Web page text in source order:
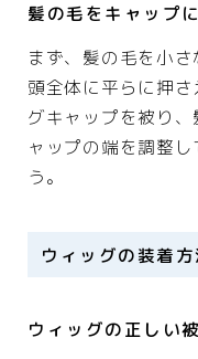
運営者情報
プライバシーポリシ
利用規約／特定商取
2024最新商品情報
髪の毛をキャップ
まず、髪の毛を小さ
頭全体に平らに押
グキャップを被り
ャップの端を調整
う。
ウィッグの装着方
ウィッグの正しい